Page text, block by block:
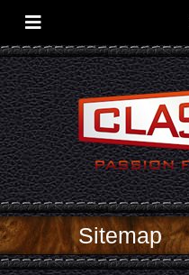
Sitemap